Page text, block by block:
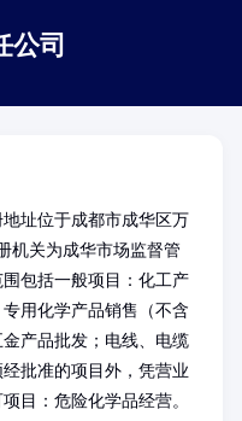
公司
址位于成都市成华区万
机关为成华市场监督管
包括一般项目：化工产
用化学产品销售（不含
产品批发；电线、电缆
批准的项目外，凭营业
目：危险化学品经营。